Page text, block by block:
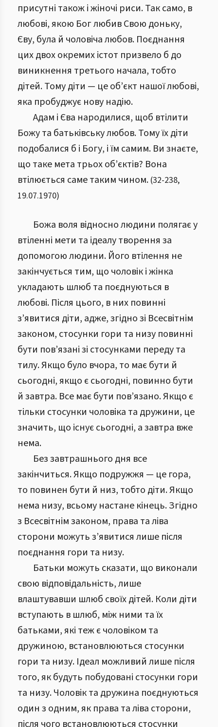
присутні також і жіночі риси. Так само, в
любові, якою Бог любив Свою доньку,
Єву, була й чоловіча любов. Поєднання
цих двох окремих істот призвело б до
виникнення третього начала, тобто
дітей. Томудіти — це об’єкт нашої любові,
яка пробуджує нову надію.
Адам і Єва народилися, щоб втілити
Божу та батьківську любов. Тому їх діти
подобалися б і Богу, і їм самим. Ви знаєте,
що таке мета трьох об’єктів? Вона
втілюється саме таким чином. (32-238,
19.07.1970)
Божа воля відносно людини полягає у
втіленні мети та ідеалу творення за
допомогою людини. Його втілення не
закінчується тим, що чоловік і жінка
укладають шлюб та поєднуються в
любові. Після цього, в них повинні
з’явитися діти, адже, згідно зі Всесвітнім
законом, стосунки гори та низу повинні
бути пов’язані зі стосунками переду та
тилу. Якщо було вчора, то має бути й
сьогодні, якщо є сьогодні, повинно бути
й завтра. Все має бути пов’язано. Якщо є
тільки стосунки чоловіка та дружини, це
значить, що існує сьогодні, а завтра вже
нема.
Без завтрашнього дня все
закінчиться. Якщо подружжя — це гора,
то повинен бути й низ, тобто діти. Якщо
нема низу, всьому настане кінець. Згідно
з Всесвітнім законом, права та ліва
сторони можуть з’явитися лише після
поєднання гори та низу.
Батьки можуть сказати, що виконали
свою відповідальність, лише
влаштувавши шлюб своїх дітей. Коли діти
вступають в шлюб, між ними та їх
батьками, які теж є чоловіком та
дружиною, встановлюються стосунки
гори та низу. Ідеал можливий лише після
того, як будуть побудовані стосунки гори
та низу. Чоловік та дружина поєднуються
один з одним, як права та ліва сторони,
після чого встановлюються стосунки